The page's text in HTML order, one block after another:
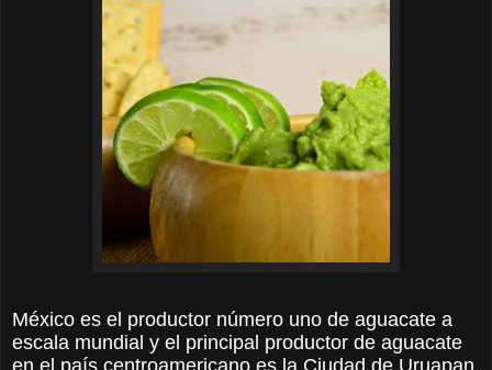
México es el productor número uno de aguacate a
escala mundial y el principal productor de aguacate
en el país centroamericano es la Ciudad de Uruapan,